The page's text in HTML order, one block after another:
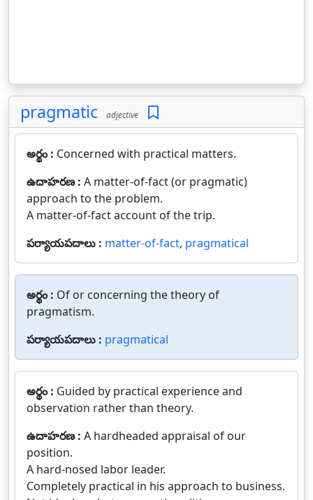
pragmatic adjective
అర్థం : Concerned with practical matters.
ఉదాహరణ : A matter-of-fact (or pragmatic)
approach to the problem.
A matter-of-fact account of the trip.
పర్యాయపదాలు : matter-of-fact, pragmatical
అర్థం : Of or concerning the theory of
pragmatism.
పర్యాయపదాలు : pragmatical
అర్థం : Guided by practical experience and
observation rather than theory.
ఉదాహరణ : A hardheaded appraisal of our
position.
A hard-nosed labor leader.
Completely practical in his approach to business.